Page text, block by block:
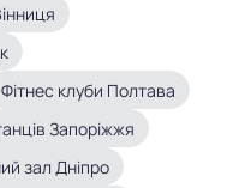
Фітнес клуби Полтава
Запоріжжя
зал Дніпро